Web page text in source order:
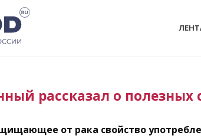
рассказал о полезных
от рака свойство